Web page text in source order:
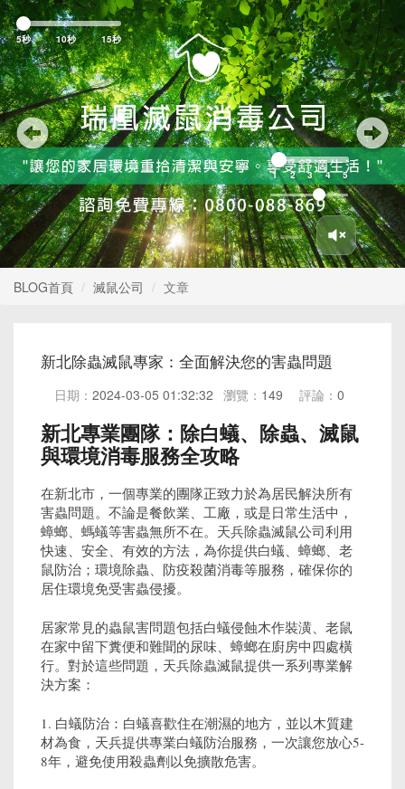
Previous
1 2 3 4 5
5秒 10秒 15秒
BLOG首頁 滅鼠公司 文章
新北除蟲滅鼠專家：全面解決您的害蟲問題
日期： 2024-03-05 01:32:32 瀏覽： 149 評論： 0
新北專業團隊：除白蟻、除蟲、滅鼠
與環境消毒服務全攻略
在新北市，一個專業的團隊正致力於為居民解決所有
害蟲問題。不論是餐飲業、工廠，或是日常生活中，
蟑螂、螞蟻等害蟲無所不在。天兵除蟲滅鼠公司利用
快速、安全、有效的方法，為你提供白蟻、蟑螂、老
鼠防治；環境除蟲、防疫殺菌消毒等服務，確保你的
居住環境免受害蟲侵擾。
居家常見的蟲鼠害問題包括白蟻侵蝕木作裝潢、老鼠
在家中留下糞便和難聞的尿味、蟑螂在廚房中四處橫
行。對於這些問題，天兵除蟲滅鼠提供一系列專業解
決方案：
1. 白蟻防治：白蟻喜歡住在潮濕的地方，並以木質建
材為食，天兵提供專業白蟻防治服務，一次讓您放心5-
8年，避免使用殺蟲劑以免擴散危害。